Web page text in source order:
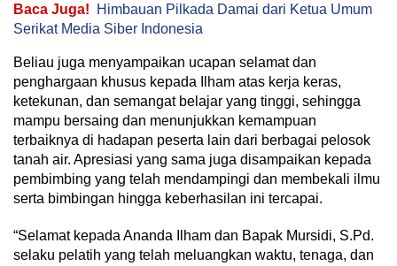
Baca Juga!
Himbauan Pilkada Damai dari Ketua Umum
Serikat Media Siber Indonesia
Beliau juga menyampaikan ucapan selamat dan
penghargaan khusus kepada Ilham atas kerja keras,
ketekunan, dan semangat belajar yang tinggi, sehingga
mampu bersaing dan menunjukkan kemampuan
terbaiknya di hadapan peserta lain dari berbagai pelosok
tanah air. Apresiasi yang sama juga disampaikan kepada
pembimbing yang telah mendampingi dan membekali ilmu
serta bimbingan hingga keberhasilan ini tercapai.
“Selamat kepada Ananda Ilham dan Bapak Mursidi, S.Pd.
selaku pelatih yang telah meluangkan waktu, tenaga, dan